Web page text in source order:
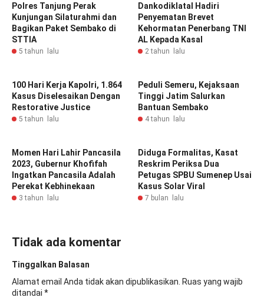
Polres Tanjung Perak
Kunjungan Silaturahmi dan
Bagikan Paket Sembako di
STTIA
5 tahun lalu
Dankodiklatal Hadiri
Penyematan Brevet
Kehormatan Penerbang TNI
AL Kepada Kasal
2 tahun lalu
100 Hari Kerja Kapolri, 1.864
Kasus Diselesaikan Dengan
Restorative Justice
5 tahun lalu
Peduli Semeru, Kejaksaan
Tinggi Jatim Salurkan
Bantuan Sembako
4 tahun lalu
Momen Hari Lahir Pancasila
2023, Gubernur Khofifah
Ingatkan Pancasila Adalah
Perekat Kebhinekaan
3 tahun lalu
Diduga Formalitas, Kasat
Reskrim Periksa Dua
Petugas SPBU Sumenep Usai
Kasus Solar Viral
7 bulan lalu
Tidak ada komentar
Tinggalkan Balasan
Alamat email Anda tidak akan dipublikasikan. Ruas yang wajib
ditandai *